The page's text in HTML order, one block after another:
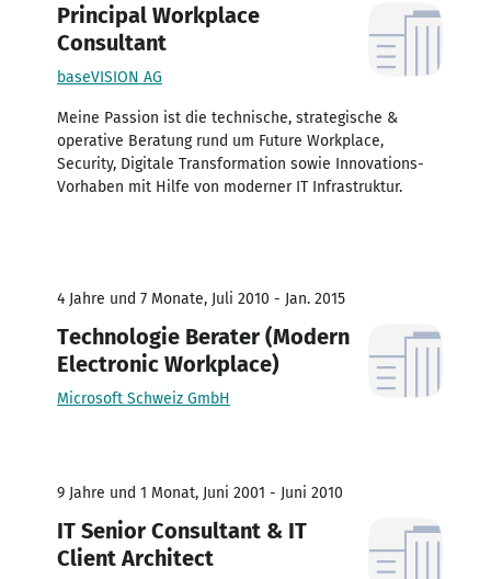
Principal Workplace
Consultant
baseVISION AG
Meine Passion ist die technische, strategische &
operative Beratung rund um Future Workplace,
Security, Digitale Transformation sowie Innovations-
Vorhaben mit Hilfe von moderner IT Infrastruktur.
4 Jahre und 7 Monate, Juli 2010 - Jan. 2015
Technologie Berater (Modern
Electronic Workplace)
Microsoft Schweiz GmbH
9 Jahre und 1 Monat, Juni 2001 - Juni 2010
IT Senior Consultant & IT
Client Architect